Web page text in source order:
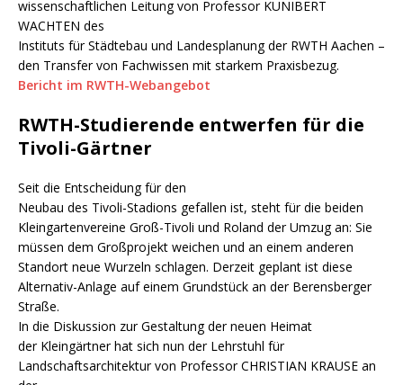
wissenschaftlichen Leitung von Professor KUNIBERT
WACHTEN des
Instituts für Städtebau und Landesplanung der RWTH Aachen –
den Transfer von Fachwissen mit starkem Praxisbezug.
Bericht im RWTH-Webangebot
RWTH-Studierende entwerfen für die
Tivoli-Gärtner
Seit die Entscheidung für den
Neubau des Tivoli-Stadions gefallen ist, steht für die beiden
Kleingartenvereine Groß-Tivoli und Roland der Umzug an: Sie
müssen dem Großprojekt weichen und an einem anderen
Standort neue Wurzeln schlagen. Derzeit geplant ist diese
Alternativ-Anlage auf einem Grundstück an der Berensberger
Straße.
In die Diskussion zur Gestaltung der neuen Heimat
der Kleingärtner hat sich nun der Lehrstuhl für
Landschaftsarchitektur von Professor CHRISTIAN KRAUSE an